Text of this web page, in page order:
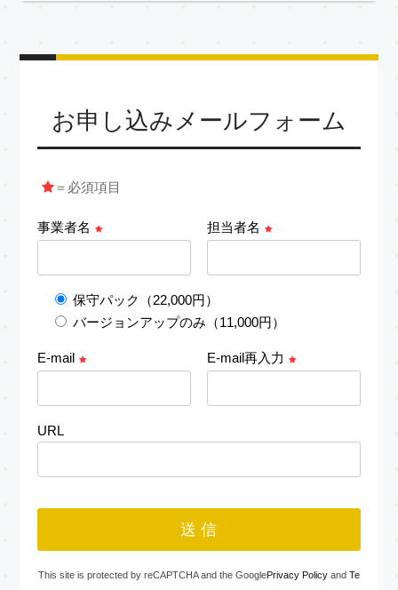
お申し込みメールフォーム
＝必須項目
事業者名 担当者名
保守パック（22,000円）
バージョンアップのみ（11,000円）
E-mail E-mail再入力
URL
This site is protected by reCAPTCHA and the GooglePrivacy Policyand Te